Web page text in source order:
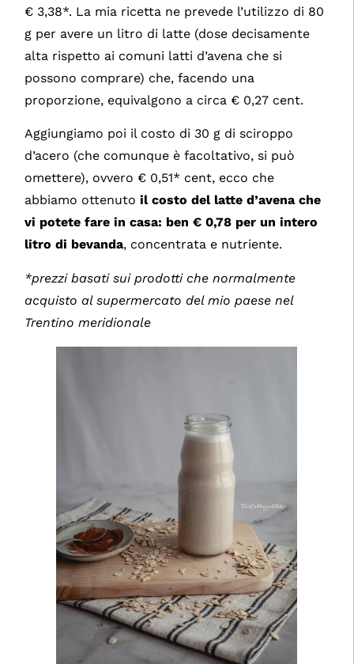
€ 3,38*. La mia ricetta ne prevede l’utilizzo di 80
g per avere un litro di latte (dose decisamente
alta rispetto ai comuni latti d’avena che si
possono comprare) che, facendo una
proporzione, equivalgono a circa € 0,27 cent.
Aggiungiamo poi il costo di 30 g di sciroppo
d’acero (che comunque è facoltativo, si può
omettere), ovvero € 0,51* cent, ecco che
abbiamo ottenutoil costo del latte d’avena che
vi potete fare in casa: ben € 0,78 per un intero
litro di bevanda, concentrata e nutriente.
*prezzi basati sui prodotti che normalmente
acquisto al supermercato del mio paese nel
Trentino meridionale